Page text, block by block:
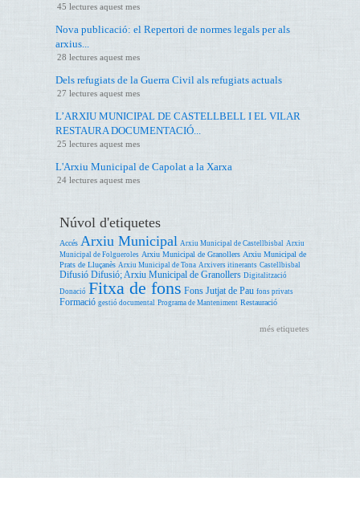
45 lectures aquest mes
Nova publicació: el Repertori de normes legals per als
arxius...
28 lectures aquest mes
Dels refugiats de la Guerra Civil als refugiats actuals
27 lectures aquest mes
L’ARXIU MUNICIPAL DE CASTELLBELL I EL VILAR
RESTAURA DOCUMENTACIÓ...
25 lectures aquest mes
L'Arxiu Municipal de Capolat a la Xarxa
24 lectures aquest mes
Núvol d'etiquetes
Accés Arxiu Municipal Arxiu Municipal de Castellbisbal Arxiu
Municipal de Folgueroles Arxiu Municipal de Granollers Arxiu Municipal de
Prats de Lluçanès Arxiu Municipal de Tona Arxivers itinerants Castellbisbal
Difusió Difusió; Arxiu Municipal de Granollers Digitalització
Donació Fitxa de fons Fons Jutjat de Pau fons privats
Formació gestió documental Programa de Manteniment Restauració
més etiquetes